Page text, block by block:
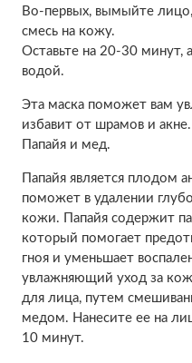
Во-первых, вымыйте лицо,
смесь на кожу.
Оставьте на 20-30 минут,
водой.
Эта маска поможет вам
избавит от шрамов и акне.
Папайя и мед.
Папайя является плодом
поможет в удалении
кожи. Папайя содержит
который помогает
гноя и уменьшает
увлажняющий уход за
для лица, путем
медом. Нанесите ее на
10 минут.